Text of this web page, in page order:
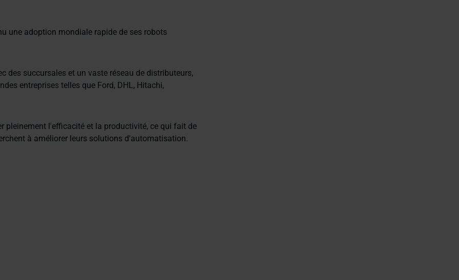
une adoption mondiale rapide de ses robots
des succursales et un vaste réseau de distributeurs,
entreprises telles que Ford, DHL, Hitachi,
pleinement l'efficacité et la productivité, ce qui fait de
à améliorer leurs solutions d'automatisation.